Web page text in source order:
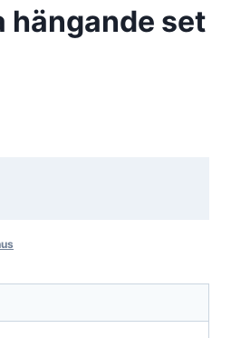
hängande set